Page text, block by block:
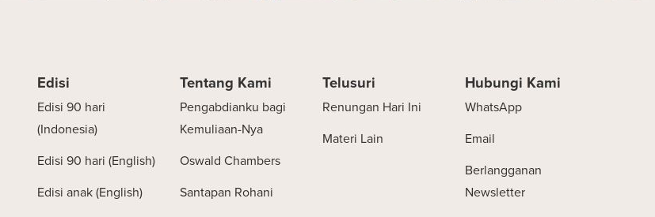
Edisi
Edisi 90 hari
(Indonesia)
Edisi 90 hari (English)
Edisi anak (English)
Tentang Kami
Pengabdianku bagi
Kemuliaan-Nya
Oswald Chambers
Santapan Rohani
Telusuri
Renungan Hari Ini
Materi Lain
Hubungi Kami
WhatsApp
Email
Berlangganan
Newsletter